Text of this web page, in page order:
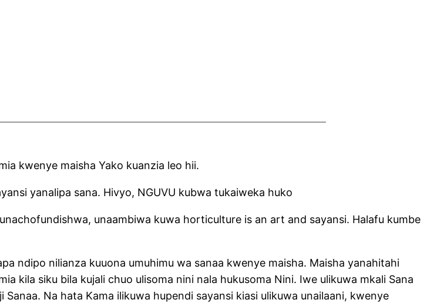
kwenye maisha Yako kuanzia leo hii.
yanalipa sana. Hivyo, NGUVU kubwa tukaiweka huko
unaambiwa kuwa horticulture is an art and sayansi. Halafu kumbe
ndipo nilianza kuuona umuhimu wa sanaa kwenye maisha. Maisha yanahitahi
kila siku bila kujali chuo ulisoma nini nala hukusoma Nini. Iwe ulikuwa mkali Sana
Na hata Kama ilikuwa hupendi sayansi kiasi ulikuwa unailaani, kwenye